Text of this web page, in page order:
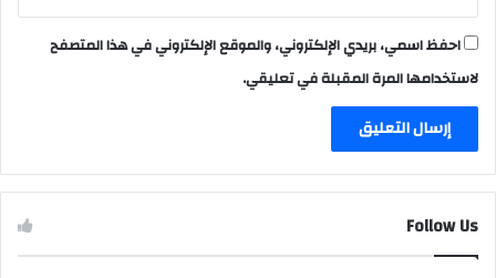
احفظ اسمي، بريدي الإلكتروني، والموقع الإلكتروني في هذا المتصفح
لاستخدامها المرة المقبلة في تعليقي.
Follow Us